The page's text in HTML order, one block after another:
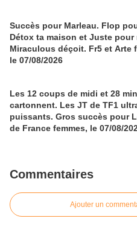
Succès pour Marleau. Flop
Détox ta maison et Juste pour
Miraculous déçoit. Fr5 et Arte
le 07/08/2026
Les 12 coups de midi et 28
cartonnent. Les JT de TF1
puissants. Gros succès pour
de France femmes, le 07/08/
Commentaires
Ajouter un